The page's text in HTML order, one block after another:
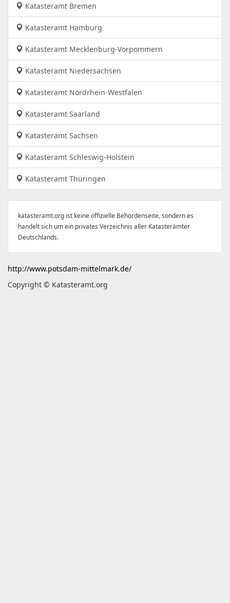
Katasteramt Bremen
Katasteramt Hamburg
Katasteramt Mecklenburg-Vorpommern
Katasteramt Niedersachsen
Katasteramt Nordrhein-Westfalen
Katasteramt Saarland
Katasteramt Sachsen
Katasteramt Schleswig-Holstein
Katasteramt Thüringen
katasteramt.org ist keine offizielle Behördenseite, sondern es
handelt sich um ein privates Verzeichnis aller Katasterämter
Deutschlands.
http://www.potsdam-mittelmark.de/
Copyright © Katasteramt.org